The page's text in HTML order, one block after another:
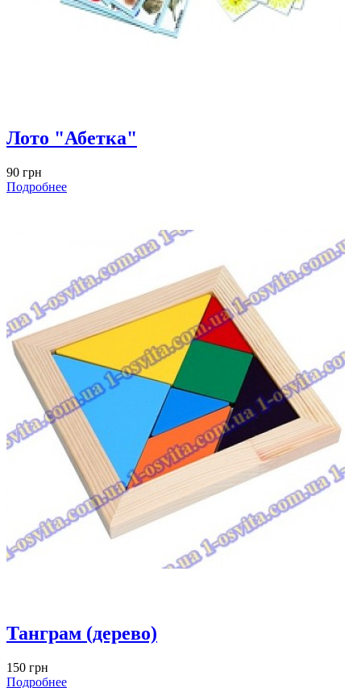
Лото "Абетка"
90 грн
Подробнее
Танграм (дерево)
150 грн
Подробнее